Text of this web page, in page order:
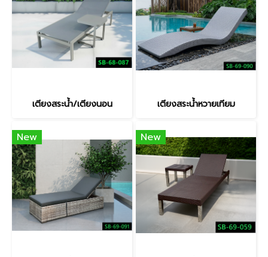
เตียงสระน้ำ/เตียงนอน เตียงสระน้ำหวายเทียม
New New